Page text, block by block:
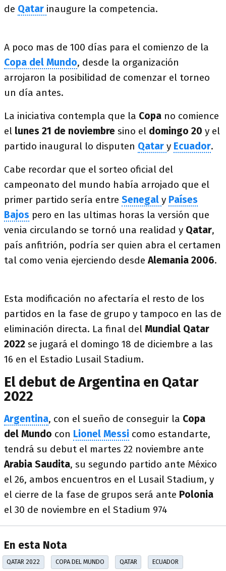
de Qatar inaugure la competencia.
A poco mas de 100 días para el comienzo de la
Copa del Mundo, desde la organización
arrojaron la posibilidad de comenzar el torneo
un día antes.
La iniciativa contempla que la Copa no comience
el lunes 21 de noviembre sino el domingo 20 y el
partido inaugural lo disputen Qatar y Ecuador.
Cabe recordar que el sorteo oficial del
campeonato del mundo había arrojado que el
primer partido sería entre Senegal y Países
Bajos pero en las ultimas horas la versión que
venia circulando se tornó una realidad y Qatar,
país anfitrión, podría ser quien abra el certamen
tal como venia ejerciendo desdeAlemania 2006.
Esta modificación no afectaría el resto de los
partidos en la fase de grupo y tampoco en las de
eliminación directa. La final del Mundial Qatar
2022 se jugará el domingo 18 de diciembre a las
16 en el Estadio Lusail Stadium.
El debut de Argentina en Qatar
2022
Argentina, con el sueño de conseguir la Copa
del Mundo con Lionel Messi como estandarte,
tendrá su debut el martes 22 noviembre ante
Arabia Saudita, su segundo partido ante México
el 26, ambos encuentros en el Lusail Stadium, y
el cierre de la fase de grupos será ante Polonia
el 30 de noviembre en el Stadium 974
En esta Nota
QATAR 2022 COPA DEL MUNDO QATAR ECUADOR